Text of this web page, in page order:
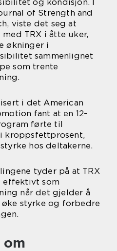
og kondisjon. I
of Strength and
viste det seg at
TRX i åtte uker,
økninger i
sammenlignet
som trente
i det American
fant at en 12-
førte til
kroppsfettprosent,
hos deltakerne.
tyder på at TRX
effektivt som
når det gjelder å
øke styrke og forbedre
om